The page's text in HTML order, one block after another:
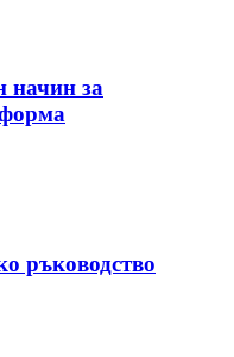
начин за
ръководство